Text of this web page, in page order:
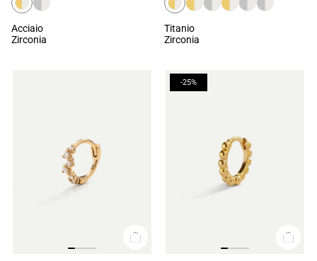
Acciaio
Zirconia
Titanio
Zirconia
-25%